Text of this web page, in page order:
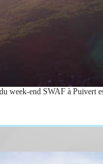
week-end SWAF à Puivert